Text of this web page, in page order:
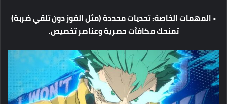
•المهماتالخاصة:تحدياتمحددة(مثلالفوزدونتلقيضربة)
تمنحكمكافآتحصريةوعناصرتخصيص.